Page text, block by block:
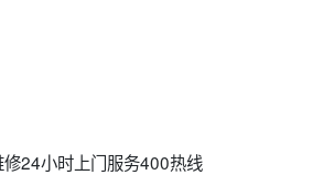
24小时上门服务400热线